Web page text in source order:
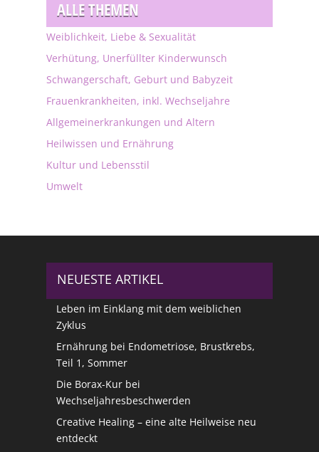
ALLE THEMEN
Weiblichkeit, Liebe & Sexualität
Verhütung, Unerfüllter Kinderwunsch
Schwangerschaft, Geburt und Babyzeit
Frauenkrankheiten, inkl. Wechseljahre
Allgemeinerkrankungen und Altern
Heilwissen und Ernährung
Kultur und Lebensstil
Umwelt
NEUESTE ARTIKEL
Leben im Einklang mit dem weiblichen
Zyklus
Ernährung bei Endometriose, Brustkrebs,
Teil 1, Sommer
Die Borax-Kur bei
Wechseljahresbeschwerden
Creative Healing – eine alte Heilweise neu
entdeckt